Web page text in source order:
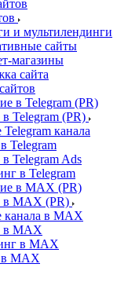
и мультилендинги
сайты
магазины
сайта
Telegram (PR)
канала
Telegram
Telegram Ads
в Telegram
MAX (PR)
канала в MAX
в MAX
в MAX
MAX